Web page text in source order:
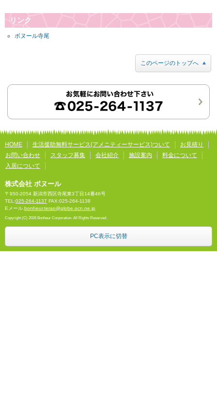
リンク
ボヌール寺尾
このページのトップへ
HOME 生活援助無料サービス(アメニティーサービス)ついて
お見積り
お問い合わせ
スタッフ募集 会社紹介 施設案内
料金について
入居について
株式会社 ボヌール
〒950-2054 新潟市西区寺尾東3丁目14番46号
TEL:025-264-1137 FAX:025-264-1138
Eメール. bonheur.terao@globe.ocn.ne.jp
Copyright (C) 2026 Bonheur Corporation. All Rights Reserved.
PC表示に切替